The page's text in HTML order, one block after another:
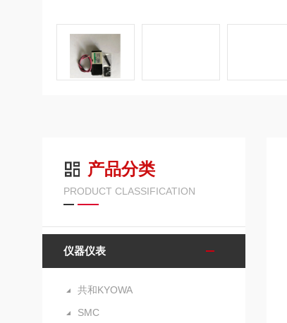
产品分类
PRODUCT CLASSIFICATION
仪器仪表
共和KYOWA
SMC